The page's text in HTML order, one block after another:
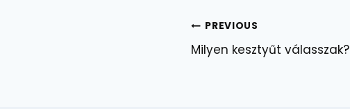
Bejegyzés
navigáció
PREVIOUS
Milyen kesztyűt válasszak?